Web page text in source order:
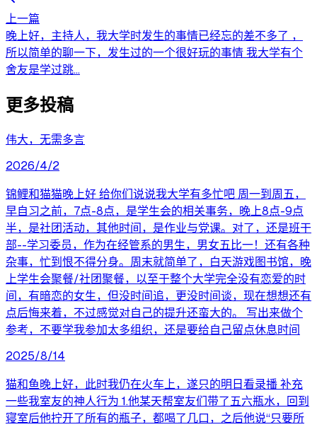
上一篇
晚上好，主持人，我大学时发生的事情已经忘的差不多了 ，
所以简单的聊一下，发生过的一个很好玩的事情 我大学有个
舍友是学过跳...
更多投稿
伟大，无需多言
2026/4/2
锦鲤和猫猫晚上好 给你们说说我大学有多忙吧 周一到周五，
早自习之前，7点-8点，是学生会的相关事务，晚上8点-9点
半，是社团活动，其他时间，是作业与党课。对了，还是班干
部--学习委员，作为在经管系的男生，男女五比一！还有各种
杂事，忙到恨不得分身。周末就简单了，白天游戏图书馆，晚
上学生会聚餐/社团聚餐，以至于整个大学完全没有恋爱的时
间，有暗恋的女生，但没时间追，更没时间谈，现在想想还有
点后悔来着，不过感觉对自己的提升还蛮大的。 写出来做个
参考，不要学我参加太多组织，还是要给自己留点休息时间
2025/8/14
猫和鱼晚上好，此时我仍在火车上，遂只的明日看录播 补充
一些我室友的神人行为 1.他某天帮室友们带了五六瓶水，回到
寝室后他拧开了所有的瓶子，都喝了几口，之后他说“只要所